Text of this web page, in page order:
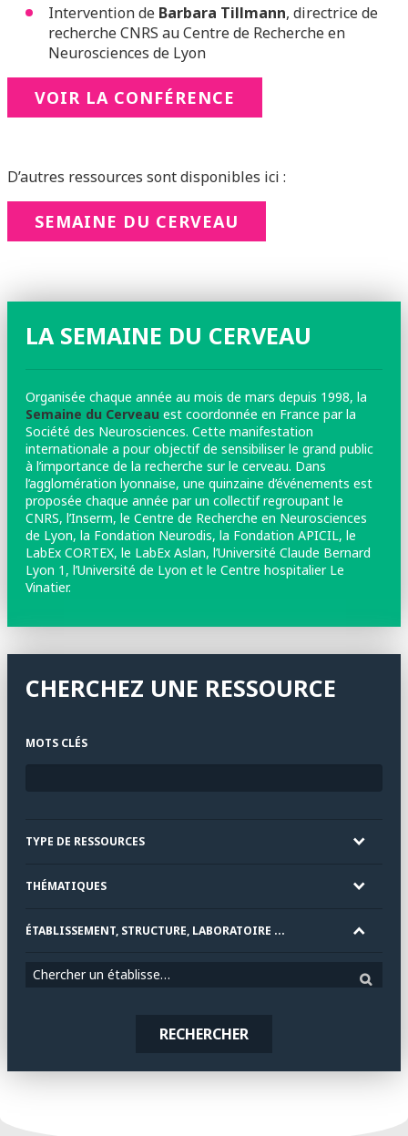
Intervention de Barbara Tillmann, directrice de
recherche CNRS au Centre de Recherche en
Neurosciences de Lyon
VOIR LA CONFÉRENCE
D’autres ressources sont disponibles ici :
SEMAINE DU CERVEAU
LA SEMAINE DU CERVEAU
Organisée chaque année au mois de mars depuis 1998, la
Semaine du Cerveau est coordonnée en France par la
Société des Neurosciences. Cette manifestation
internationale a pour objectif de sensibiliser le grand public
à l’importance de la recherche sur le cerveau. Dans
l’agglomération lyonnaise, une quinzaine d’événements est
proposée chaque année par un collectif regroupant le
CNRS, l’Inserm, le Centre de Recherche en Neurosciences
de Lyon, la Fondation Neurodis, la Fondation APICIL, le
LabEx CORTEX, le LabEx Aslan, l’Université Claude Bernard
Lyon 1, l’Université de Lyon et le Centre hospitalier Le
Vinatier.
CHERCHEZ UNE RESSOURCE
MOTS CLÉS
TYPE DE RESSOURCES
THÉMATIQUES
ÉTABLISSEMENT, STRUCTURE, LABORATOIRE ...
Chercher un établissement
RECHERCHER